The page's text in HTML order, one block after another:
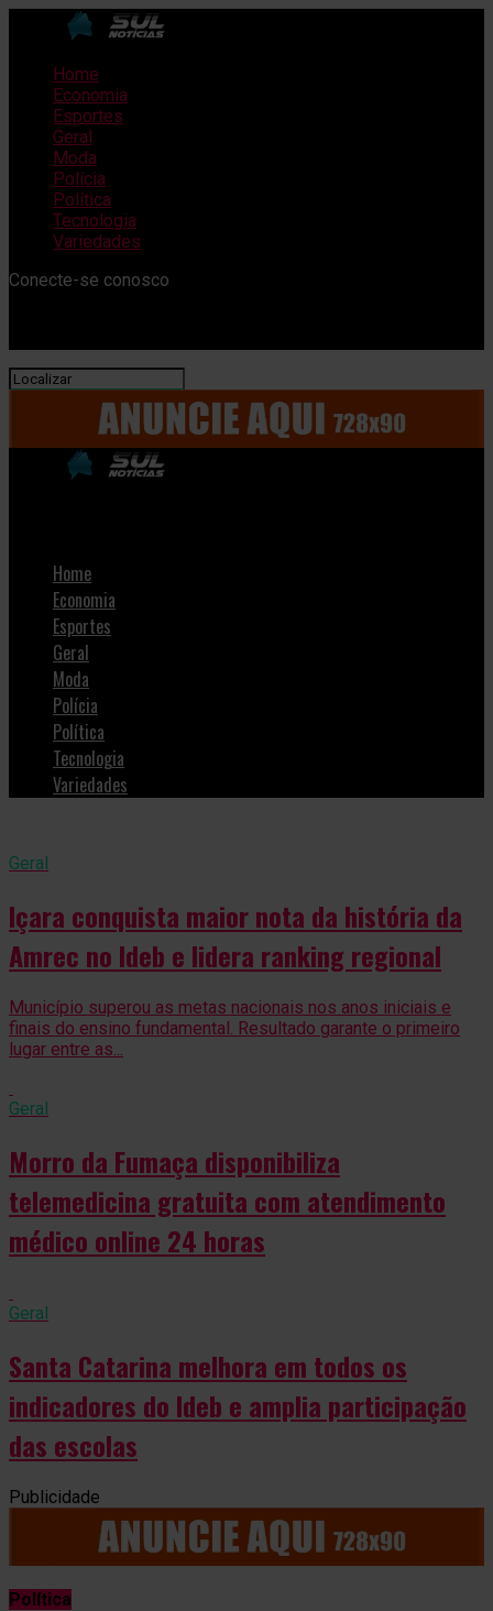
Home
Economia
Esportes
Geral
Moda
Polícia
Política
Tecnologia
Variedades
Conecte-se conosco
Home
Economia
Esportes
Geral
Moda
Polícia
Política
Tecnologia
Variedades
Geral
Içara conquista maior nota da história da
Amrec no Ideb e lidera ranking regional
Município superou as metas nacionais nos anos iniciais e
finais do ensino fundamental. Resultado garante o primeiro
lugar entre as...
Geral
Morro da Fumaça disponibiliza
telemedicina gratuita com atendimento
médico online 24 horas
Geral
Santa Catarina melhora em todos os
indicadores do Ideb e amplia participação
das escolas
Publicidade
Política